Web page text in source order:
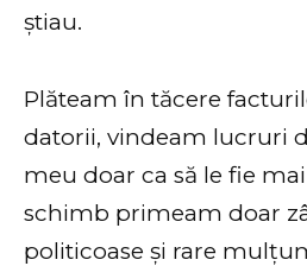
știau.
Plăteam în tăcere
datorii, vindeam lucruri
meu doar ca să le fie
schimb primeam doar
politicoase și rare